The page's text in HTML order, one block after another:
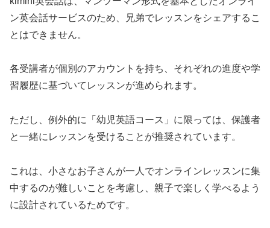
ン英会話サービスのため、兄弟でレッスンをシェアするこ
とはできません。
各受講者が個別のアカウントを持ち、それぞれの進度や学
習履歴に基づいてレッスンが進められます。
ただし、例外的に「幼児英語コース」に限っては、保護者
と一緒にレッスンを受けることが推奨されています。
これは、小さなお子さんが一人でオンラインレッスンに集
中するのが難しいことを考慮し、親子で楽しく学べるよう
に設計されているためです。